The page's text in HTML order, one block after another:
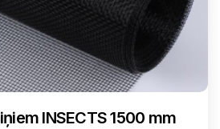
INSECTS 1500 mm